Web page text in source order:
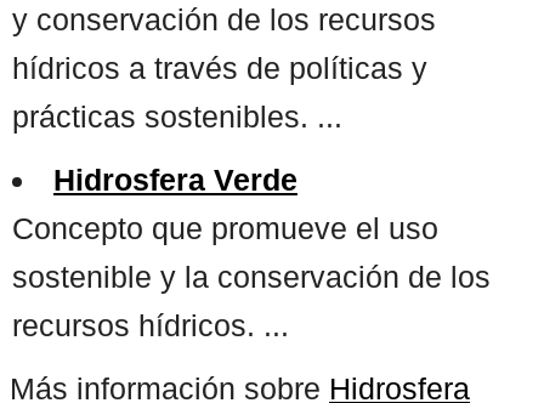
y conservación de los recursos
hídricos a través de políticas y
prácticas sostenibles. ...
Hidrosfera Verde
Concepto que promueve el uso
sostenible y la conservación de los
recursos hídricos. ...
Más información sobre Hidrosfera